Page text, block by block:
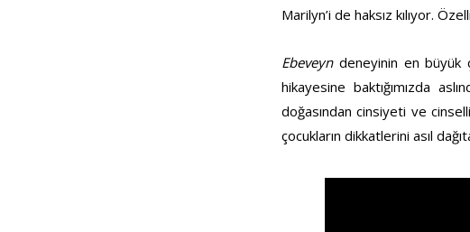
Marilyn’i de haksız kılıyor.
Ebeveyndeneyinin en büyük
hikayesine baktığımızda
doğasından cinsiyeti ve
çocukların dikkatlerini asıl